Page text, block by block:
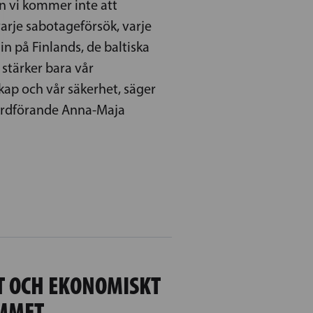
vi kommer inte att
sabotageförsök, varje
på Finlands, de baltiska
bara vår
och vår säkerhet, säger
Anna-Maja
OCH EKONOMISKT